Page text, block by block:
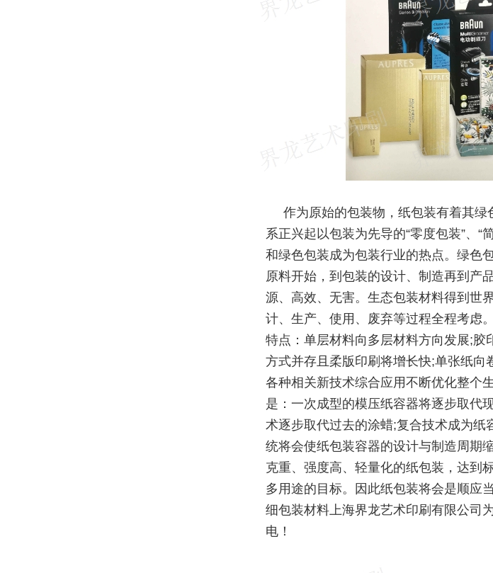
作为原始的包装物，纸包装有着其
系正兴起以包装为先导的“零度包装”、“
和绿色包装成为包装行业的热点。绿色
原料开始，到包装的设计、制造再到产
源、高效、无害。生态包装材料得到世
计、生产、使用、废弃等过程全程考虑
特点：单层材料向多层材料方向发展;胶
方式并存且柔版印刷将增长快;单张纸向
各种相关新技术综合应用不断优化整个
是：一次成型的模压纸容器将逐步取代
术逐步取代过去的涂蜡;复合技术成为纸
统将会使纸包装容器的设计与制造周期
克重、强度高、轻量化的纸包装，达到
多用途的目标。因此纸包装将会是顺应
细包装材料上海界龙艺术印刷有限公司
电！